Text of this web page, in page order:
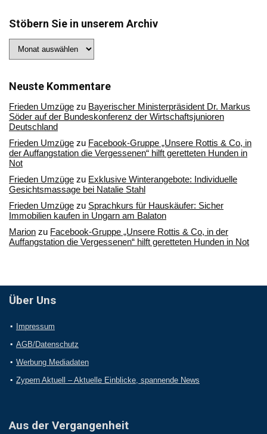
Stöbern Sie in unserem Archiv
Sie
Archiv
Neuste Kommentare
Frieden Umzüge zu Bayerischer Ministerpräsident Dr. Markus
Söder auf der Bundeskonferenz der Wirtschaftsjunioren
Deutschland
Frieden Umzüge zu Facebook-Gruppe „Unsere Rottis & Co, in
der Auffangstation die Vergessenen“ hilft geretteten Hunden in
Not
Frieden Umzüge zu Exklusive Winterangebote: Individuelle
Gesichtsmassage bei Natalie Stahl
Frieden Umzüge zu Sprachkurs für Hauskäufer: Sicher
Immobilien kaufen in Ungarn am Balaton
Marion zu Facebook-Gruppe „Unsere Rottis & Co, in der
Auffangstation die Vergessenen“ hilft geretteten Hunden in Not
Über Uns
Impressum
AGB/Datenschutz
Werbung Mediadaten
Zypern Aktuell – Aktuelle Einblicke, spannende News
Aus der Vergangenheit